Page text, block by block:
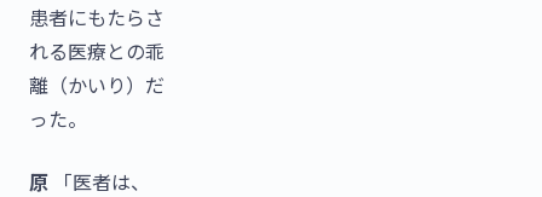
患者にもたらさ
れる医療との乖
離（かいり）だ
った。
原 「医者は、